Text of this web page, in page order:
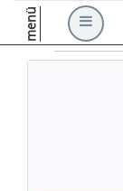
menü